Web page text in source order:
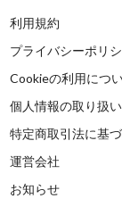
利用規約
プライバシーポリ
Cookieの利用につ
個人情報の取り扱
特定商取引法に基
運営会社
お知らせ